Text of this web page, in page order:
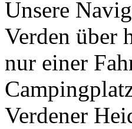
Unsere
Verden über
nur einer
Verdener